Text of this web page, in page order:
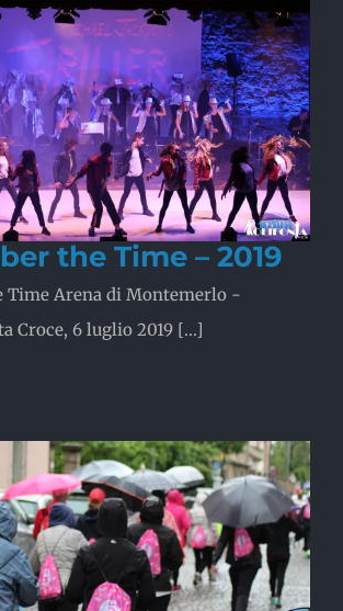
the Time – 2019
Time Arena di Montemerlo -
Croce, 6 luglio 2019 [...]